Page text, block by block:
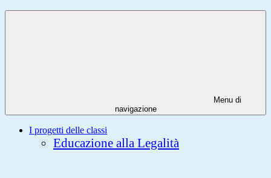
Menu di
navigazione
I progetti delle classi
Educazione alla Legalità